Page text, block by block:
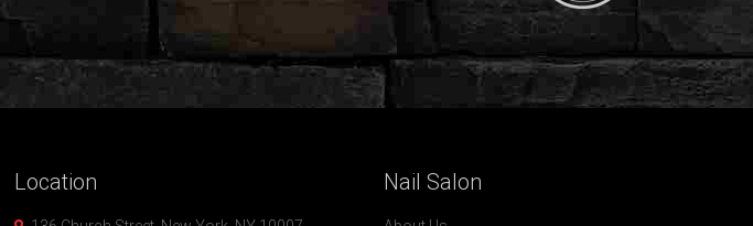
Location Nail Salon